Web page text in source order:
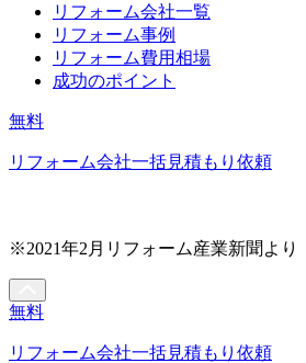
リフォーム会社一覧
リフォーム事例
リフォーム費用相場
成功のポイント
無料
リフォーム会社一括見積もり依頼
※2021年2月リフォーム産業新聞より
無料
リフォーム会社一括見積もり依頼